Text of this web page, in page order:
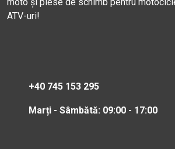
ATV-uri!
+40 745 153 295
Marți - Sâmbătă: 09:00 - 17:00